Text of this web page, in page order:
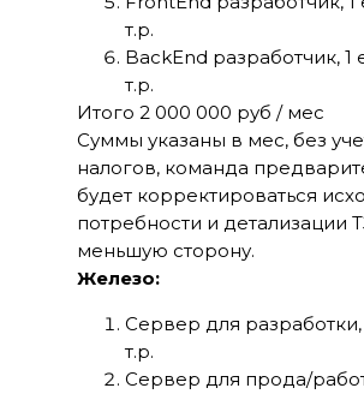
т.р.
BackEnd разработчик, 1
т.р.
Итого 2 000 000 руб / мес
Суммы указаны в мес, без
налогов, команда
будет корректироваться
потребности и детализации
меньшую сторону.
Железо:
Сервер для разработки,
т.р.
Сервер для прода/